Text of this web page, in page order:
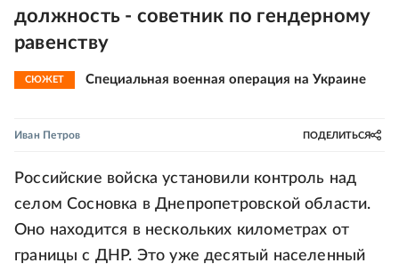
должность - советник по гендерному
равенству
СЮЖЕТ Специальная военная операция на Украине
Иван Петров ПОДЕЛИТЬСЯ
Российские войска установили контроль над
селом Сосновка в Днепропетровской области.
Оно находится в нескольких километрах от
границы с ДНР. Это уже десятый населенный